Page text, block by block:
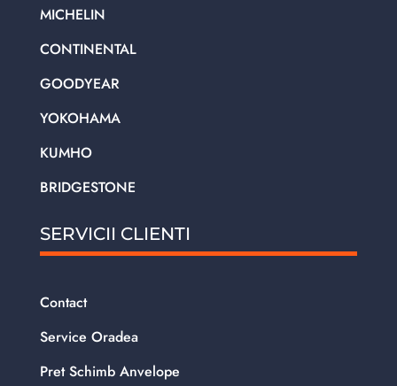
MICHELIN
CONTINENTAL
GOODYEAR
YOKOHAMA
KUMHO
BRIDGESTONE
SERVICII CLIENTI
Contact
Service Oradea
Pret Schimb Anvelope